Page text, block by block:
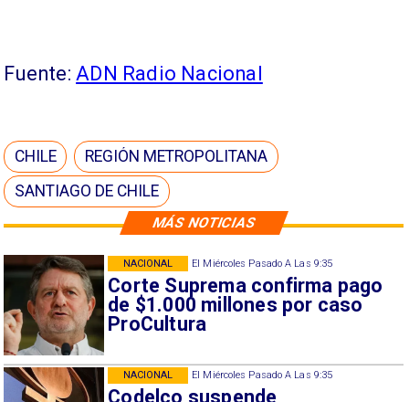
MÁS NOTICIAS
El Miércoles Pasado A Las 9:35
Corte Suprema confirma pago
de $1.000 millones por caso
ProCultura
NACIONAL
El Miércoles Pasado A Las 9:35
Codelco suspende
NACIONAL
Fuente: ADN Radio Nacional
CHILE
REGIÓN METROPOLITANA
SANTIAGO DE CHILE